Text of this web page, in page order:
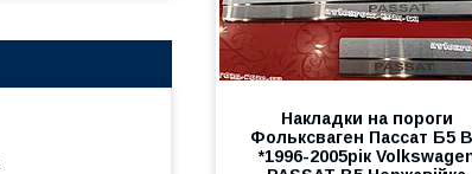
Накладки на пороги
Фольксваген Пассат Б5
*1996-2005рік